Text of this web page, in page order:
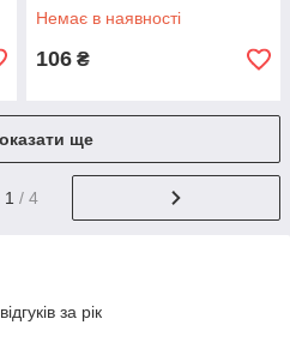
Немає в наявності
106 ₴
ще
1 / 4
за рік